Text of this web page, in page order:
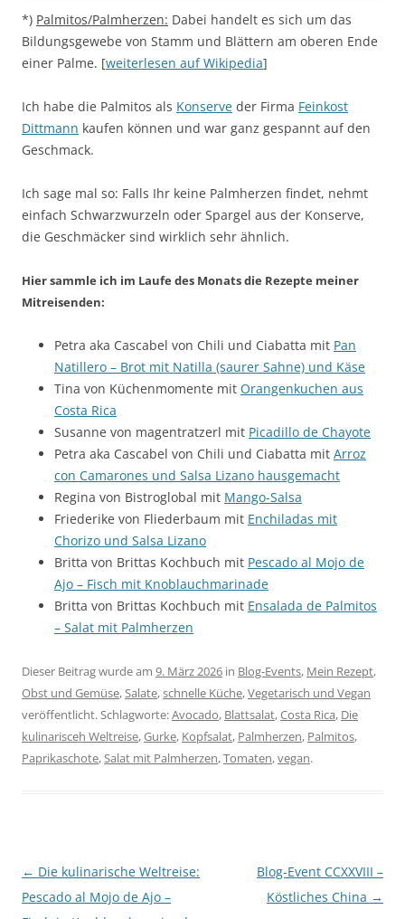
*) Palmitos/Palmherzen: Dabei handelt es sich um das
Bildungsgewebe von Stamm und Blättern am oberen Ende
einer Palme. [weiterlesen auf Wikipedia]
Ich habe die Palmitos als Konserve der Firma Feinkost
Dittmann kaufen können und war ganz gespannt auf den
Geschmack.
Ich sage mal so: Falls Ihr keine Palmherzen findet, nehmt
einfach Schwarzwurzeln oder Spargel aus der Konserve,
die Geschmäcker sind wirklich sehr ähnlich.
Hier sammle ich im Laufe des Monats die Rezepte meiner
Mitreisenden:
Petra aka Cascabel von Chili und Ciabatta mit Pan
Natillero – Brot mit Natilla (saurer Sahne) und Käse
Tina von Küchenmomente mit Orangenkuchen aus
Costa Rica
Susanne von magentratzerl mit Picadillo de Chayote
Petra aka Cascabel von Chili und Ciabatta mit Arroz
con Camarones und Salsa Lizano hausgemacht
Regina von Bistroglobal mit Mango-Salsa
Friederike von Fliederbaum mit Enchiladas mit
Chorizo und Salsa Lizano
Britta von Brittas Kochbuch mit Pescado al Mojo de
Ajo – Fisch mit Knoblauchmarinade
Britta von Brittas Kochbuch mit Ensalada de Palmitos
– Salat mit Palmherzen
Dieser Beitrag wurde am 9. März 2026 in Blog-Events, Mein Rezept,
Obst und Gemüse,Salate,schnelle Küche,Vegetarisch und Vegan
veröffentlicht. Schlagworte:Avocado, Blattsalat,Costa Rica, Die
kulinarisceh Weltreise,Gurke, Kopfsalat, Palmherzen, Palmitos,
Paprikaschote,Salat mit Palmherzen,Tomaten,vegan.
Beitragsnavigation
← Die kulinarische Weltreise:
Pescado al Mojo de Ajo –
Blog-Event CCXXVIII –
Köstliches China →